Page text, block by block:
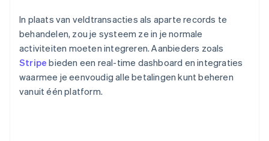
In plaats van veldtransacties als aparte records te
behandelen, zou je systeem ze in je normale
activiteiten moeten integreren. Aanbieders zoals
Stripe bieden een real-time dashboard en integraties
waarmee je eenvoudig alle betalingen kunt beheren
vanuit één platform.